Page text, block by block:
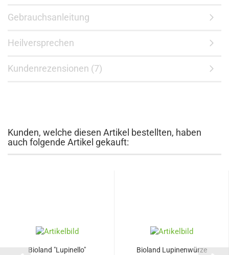
Gebrauchsanleitung
Heilversprechen
Kundenrezensionen (7)
Kunden, welche diesen Artikel bestellten, haben
auch folgende Artikel gekauft:
Bioland "Lupinello"
Bioland Lupinenwürze